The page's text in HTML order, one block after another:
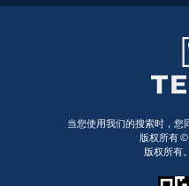
当您使用我们的搜索时，您
版权所有 ©
版权所有